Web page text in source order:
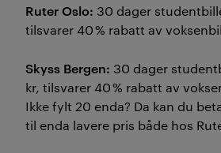
Ruter Oslo: 30 dager
tilsvarer 40 % rabatt av
Skyss Bergen: 30 dager
kr, tilsvarer 40 % rabatt av
Ikke fylt 20 enda? Da kan du
til enda lavere pris både hos